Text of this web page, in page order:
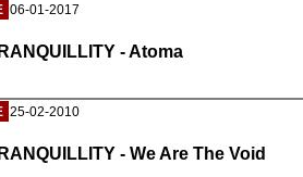
06-01-2017
- Atoma
25-02-2010
- We Are The Void